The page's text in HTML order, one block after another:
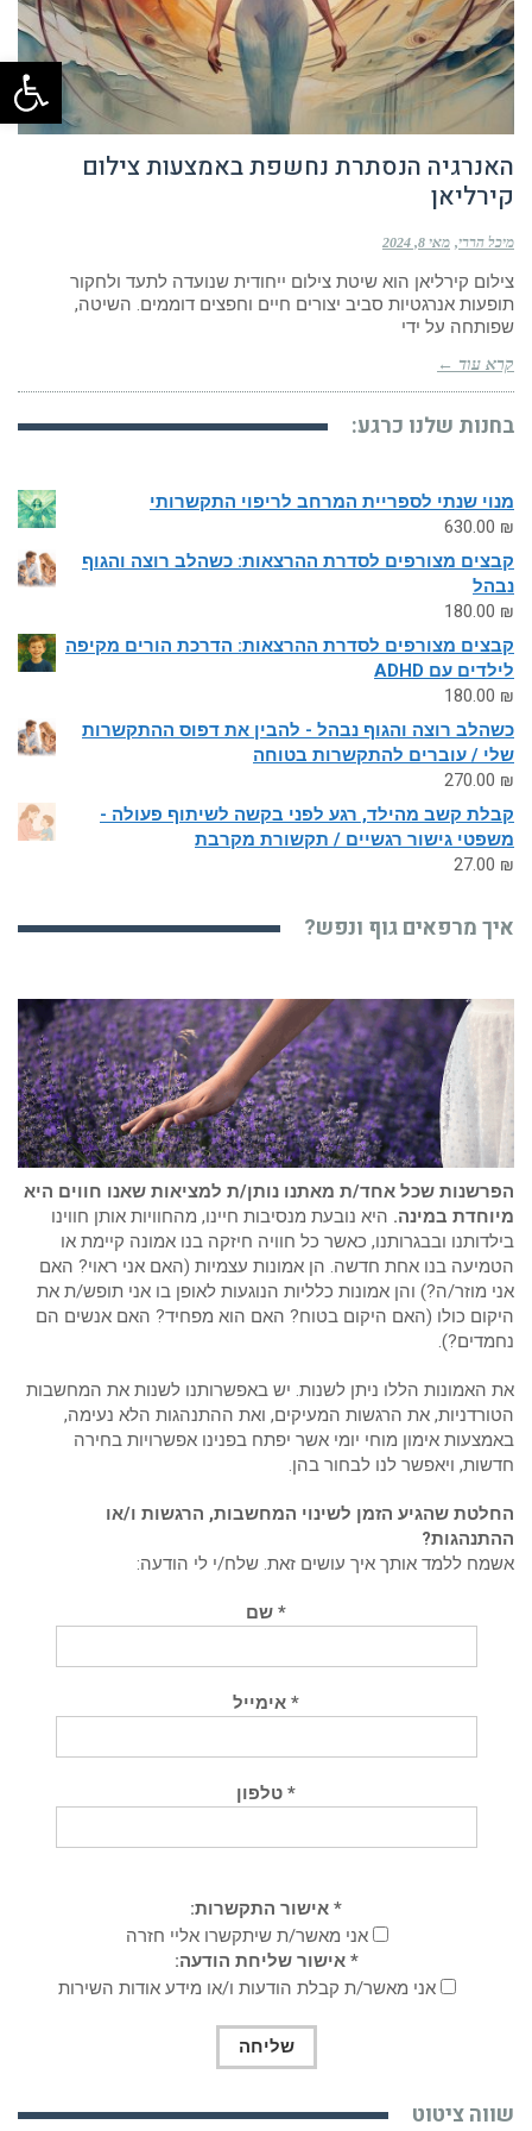
האנרגיה הנסתרת נחשפת באמצעות צילום
קירליאן
מיכל הררי מאי 8, 2024
צילום קירליאן הוא שיטת צילום ייחודית שנועדה לתעד ולחקור
תופעות אנרגטיות סביב יצורים חיים וחפצים דוממים. השיטה,
שפותחה על ידי
קרא עוד ←
בחנות שלנו כרגע:
מנוי שנתי לספריית המרחב לריפוי התקשרותי
630.00 ₪
קבצים מצורפים לסדרת ההרצאות: כשהלב רוצה והגוף
נבהל
180.00 ₪
קבצים מצורפים לסדרת ההרצאות: הדרכת הורים מקיפה
לילדים עם ADHD
180.00 ₪
כשהלב רוצה והגוף נבהל - להבין את דפוס ההתקשרות
שלי / עוברים להתקשרות בטוחה
270.00 ₪
קבלת קשב מהילד, רגע לפני בקשה לשיתוף פעולה -
משפטי גישור רגשיים / תקשורת מקרבת
27.00 ₪
איך מרפאים גוף ונפש?
הפרשנות שכל אחד/ת מאתנו נותן/ת למציאות שאנו חווים היא
מיוחדת במינה. היא נובעת מנסיבות חיינו, מהחוויות אותן חווינו
בילדותנו ובבגרותנו, כאשר כל חוויה חיזקה בנו אמונה קיימת או
הטמיעה בנו אחת חדשה. הן אמונות עצמיות (האם אני ראוי? האם
אני מוזר/ה?) והן אמונות כלליות הנוגעות לאופן בו אני תופש/ת את
היקום כולו (האם היקום בטוח? האם הוא מפחיד? האם אנשים הם
נחמדים?).
את האמונות הללו ניתן לשנות. יש באפשרותנו לשנות את המחשבות
הטורדניות, את הרגשות המעיקים, ואת ההתנהגות הלא נעימה,
באמצעות אימון מוחי יומי אשר יפתח בפנינו אפשרויות בחירה
חדשות, ויאפשר לנו לבחור בהן.
החלטת שהגיע הזמן לשינוי המחשבות, הרגשות ו/או
ההתנהגות?
אשמח ללמד אותך איך עושים זאת. שלח/י לי הודעה:
* שם
* אימייל
* טלפון
* אישור התקשרות:
אני מאשר/ת שיתקשרו אליי חזרה
* אישור שליחת הודעה:
אני מאשר/ת קבלת הודעות ו/או מידע אודות השירות
שווה ציטוט